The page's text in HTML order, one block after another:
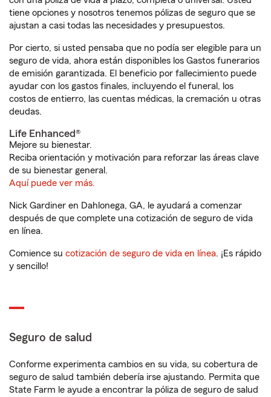
tiene opciones y nosotros tenemos pólizas de seguro que se
ajustan a casi todas las necesidades y presupuestos.
Por cierto, si usted pensaba que no podía ser elegible para un
seguro de vida, ahora están disponibles los Gastos funerarios
de emisión garantizada. El beneficio por fallecimiento puede
ayudar con los gastos finales, incluyendo el funeral, los
costos de entierro, las cuentas médicas, la cremación u otras
deudas.
Life Enhanced®
Mejore su bienestar.
Reciba orientación y motivación para reforzar las áreas clave
de su bienestar general.
Aquí puede ver más.
Nick Gardiner en Dahlonega, GA, le ayudará a comenzar
después de que complete una cotización de seguro de vida
en línea.
Comience su cotización de seguro de vida en línea. ¡Es rápido
y sencillo!
Seguro de salud
Conforme experimenta cambios en su vida, su cobertura de
seguro de salud también debería irse ajustando. Permita que
State Farm le ayude a encontrar la póliza de seguro de salud